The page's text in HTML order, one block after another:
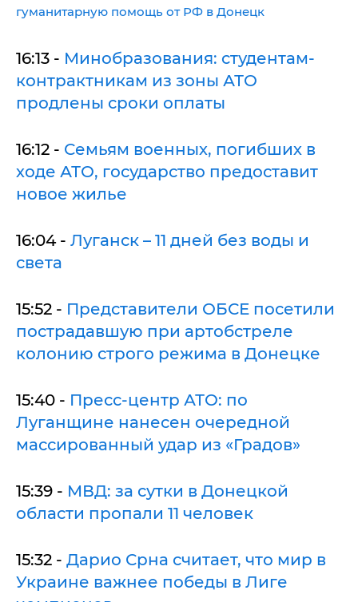
гуманитарную помощь от РФ в Донецк
16:13 - Минобразования: студентам-
контрактникам из зоны АТО
продлены сроки оплаты
16:12 - Семьям военных, погибших в
ходе АТО, государство предоставит
новое жилье
16:04 - Луганск – 11 дней без воды и
света
15:52 - Представители ОБСЕ посетили
пострадавшую при артобстреле
колонию строго режима в Донецке
15:40 - Пресс-центр АТО: по
Луганщине нанесен очередной
массированный удар из «Градов»
15:39 - МВД: за сутки в Донецкой
области пропали 11 человек
15:32 - Дарио Срна считает, что мир в
Украине важнее победы в Лиге